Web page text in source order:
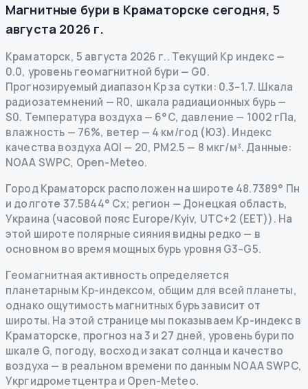
Магнитные бури в Краматорске сегодня, 5
августа 2026 г.
Краматорск, 5 августа 2026 г.. Текущий Kp индекс—
0.0, уровень геомагнитной бури — G0.
Прогнозируемый диапазон Kp за сутки: 0.3–1.7. Шкала
радиозатемнений — R0, шкала радиационных бурь—
S0. Температура воздуха — 6°C, давление — 1002 гПа,
влажность — 76%, ветер — 4 км/год (ЮЗ). Индекс
качества воздуха AQI — 20, PM2.5 — 8 мкг/м³. Данные:
NOAA SWPC, Open-Meteo.
Город Краматорск расположен на широте 48.7389° Пн
и долготе 37.5844° Сх; регион — Донецкая область,
Украина (часовой пояс Europe/Kyiv, UTC+2 (EET)). На
этой широте полярные сияния видны редко — в
основном во время мощных бурь уровня G3–G5.
Геомагнитная активность определяется
планетарным Kp-индексом, общим для всей планеты,
однако ощутимость магнитных бурь зависит от
широты. На этой странице мы показываем Kp-индекс в
Краматорске, прогноз на 3 и 27 дней, уровень бури по
шкале G, погоду, восход и закат солнца и качество
воздуха — в реальном времени по данным NOAA SWPC,
Укргидрометцентра и Open-Meteo.